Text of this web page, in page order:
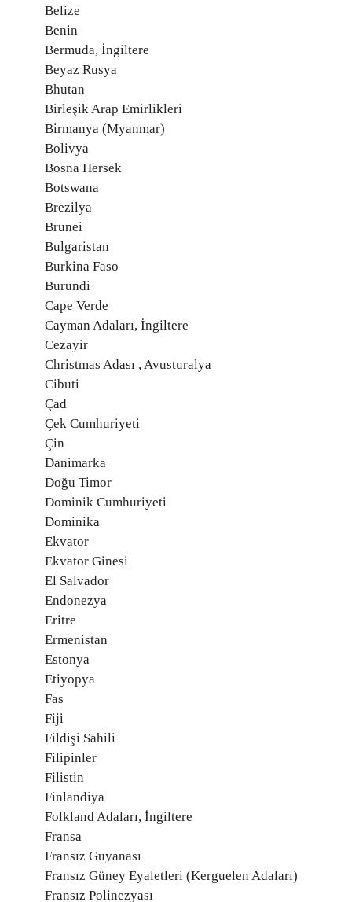
Belize
Benin
Bermuda, İngiltere
Beyaz Rusya
Bhutan
Birleşik Arap Emirlikleri
Birmanya (Myanmar)
Bolivya
Bosna Hersek
Botswana
Brezilya
Brunei
Bulgaristan
Burkina Faso
Burundi
Cape Verde
Cayman Adaları, İngiltere
Cezayir
Christmas Adası , Avusturalya
Cibuti
Çad
Çek Cumhuriyeti
Çin
Danimarka
Doğu Timor
Dominik Cumhuriyeti
Dominika
Ekvator
Ekvator Ginesi
El Salvador
Endonezya
Eritre
Ermenistan
Estonya
Etiyopya
Fas
Fiji
Fildişi Sahili
Filipinler
Filistin
Finlandiya
Folkland Adaları, İngiltere
Fransa
Fransız Guyanası
Fransız Güney Eyaletleri (Kerguelen Adaları)
Fransız Polinezyası